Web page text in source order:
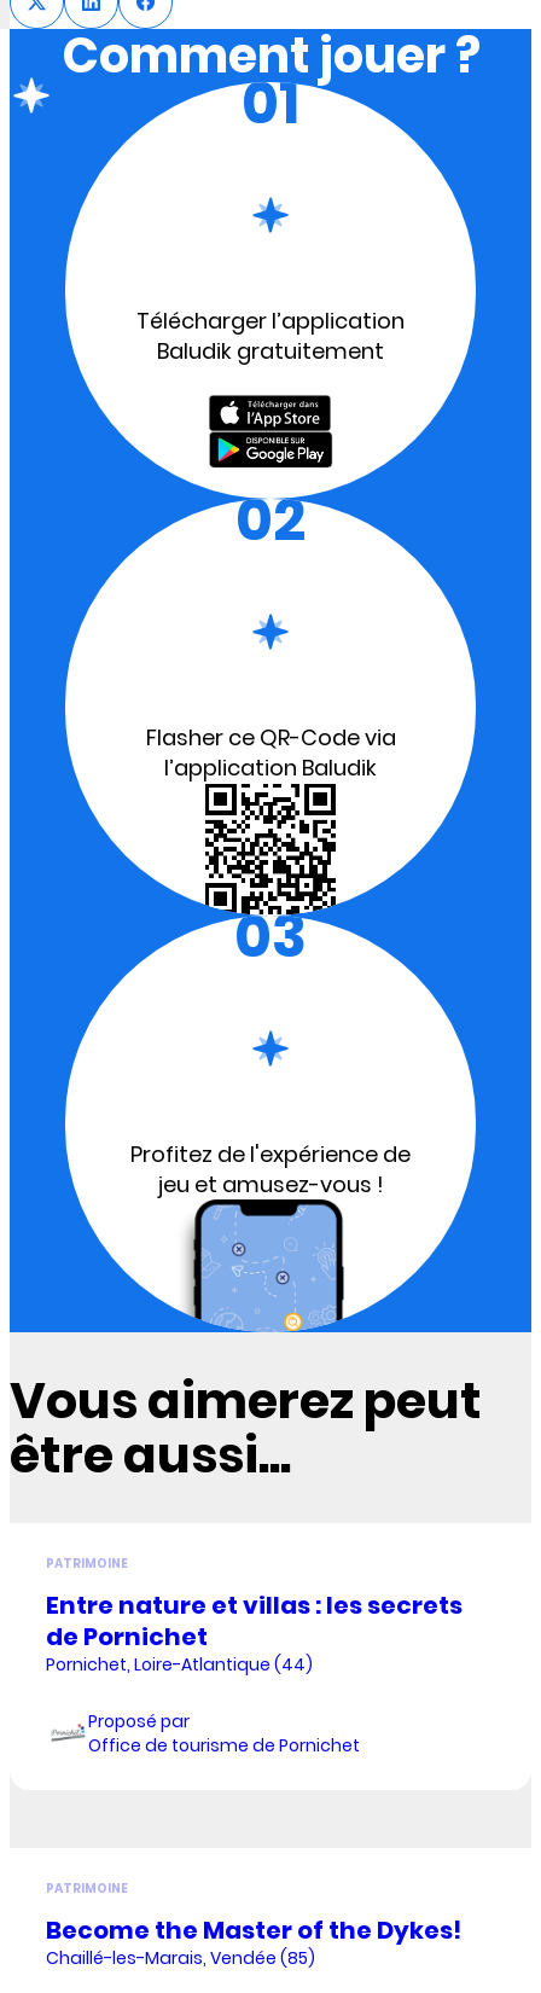
Comment jouer ?
01
Télécharger l’application
Baludik gratuitement
02
Flasher ce QR-Code via
l’application Baludik
03
Profitez de l'expérience de
jeu et amusez-vous !
Vous aimerez peut
être aussi...
PATRIMOINE
Entre nature et villas : les secrets
de Pornichet
Pornichet, Loire-Atlantique (44)
Proposé par
Office de tourisme de Pornichet
PATRIMOINE
Become the Master of the Dykes!
Chaillé-les-Marais, Vendée (85)